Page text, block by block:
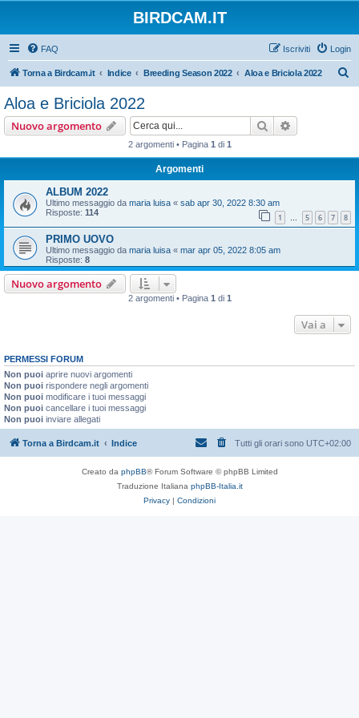
BIRDCAM.IT
FAQ Login
Iscriviti
Torna a Birdcam.it Indice Breeding Season 2022 Aloa e Briciola 2022
Aloa e Briciola 2022
Nuovo argomento Cerca
2 argomenti • Pagina 1 di 1
Argomenti
ALBUM 2022
Ultimo messaggio da maria luisa « sab apr 30, 2022 8:30 am
Risposte: 114 1 … 5 6 7 8
PRIMO UOVO
Ultimo messaggio da maria luisa « mar apr 05, 2022 8:05 am
Risposte: 8
Nuovo argomento
2 argomenti • Pagina 1 di 1
Vai a
PERMESSI FORUM
Non puoi aprire nuovi argomenti
Non puoi rispondere negli argomenti
Non puoi modificare i tuoi messaggi
Non puoi cancellare i tuoi messaggi
Non puoi inviare allegati
Torna a Birdcam.it Indice Tutti gli orari sono UTC+02:00
Creato da phpBB® Forum Software © phpBB Limited
Traduzione Italiana phpBB-Italia.it
Privacy | Condizioni